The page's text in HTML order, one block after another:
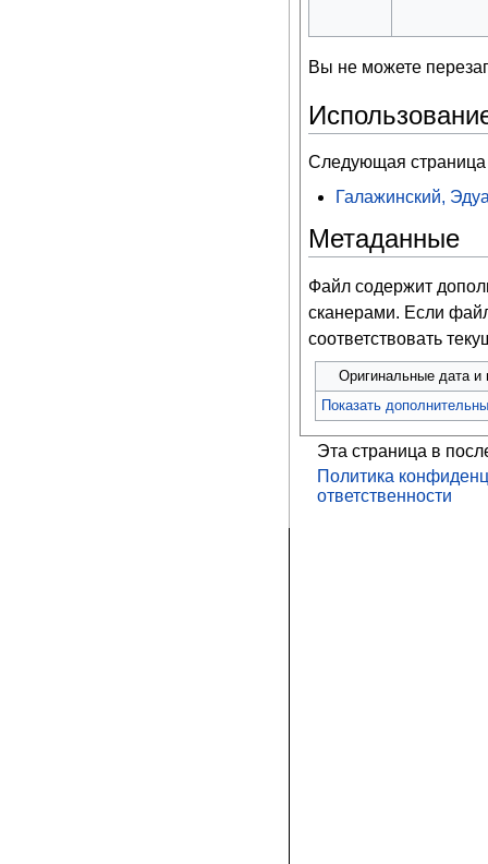
Вы не можете
Следующая страница
Галажинский,
Метаданные
Файл содержит
сканерами. Если
соответствовать
Оригинальные дата и
Показать
Эта страница в
Политика
ответственности